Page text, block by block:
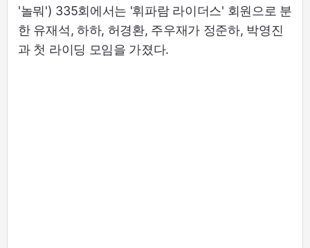
'놀뭐') 335회에서는 '휘파람 라이더스' 회원으로 분
한 유재석, 하하, 허경환, 주우재가 정준하, 박영진
과 첫 라이딩 모임을 가졌다.